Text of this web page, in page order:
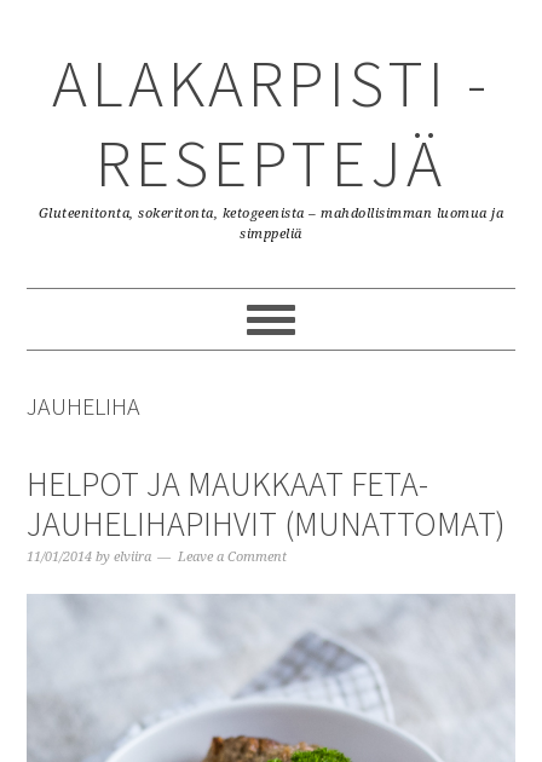
primary
content
primary
ALAKARPISTI -
RESEPTEJÄ
Gluteenitonta, sokeritonta, ketogeenista – mahdollisimman luomua ja
simppeliä
JAUHELIHA
HELPOT JA MAUKKAAT FETA-
JAUHELIHAPIHVIT (MUNATTOMAT)
11/01/2014 byelviira Leave a Comment